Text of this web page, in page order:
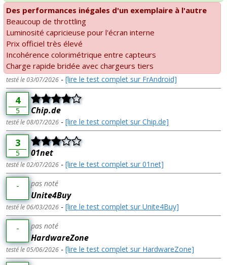
Des performances inégales d'un exemplaire à l'autre
Beaucoup de throttling
Luminosité capricieuse pour l'écran interne
Prix officiel très élevé
Incohérence colorimétrique entre capteurs
Charge rapide bridée avec chargeurs tiers
testé le 03/07/2026 - [lire le test complet sur FrAndroid]
4
5 Chip.de
testé le 08/07/2026 - [lire le test complet sur Chip.de]
3
5 01net
testé le 02/07/2026 - [lire le test complet sur 01net]
- pas noté
Unite4Buy
testé le 06/03/2026 - [lire le test complet sur Unite4Buy]
- pas noté
HardwareZone
testé le 05/06/2026 - [lire le test complet sur HardwareZone]